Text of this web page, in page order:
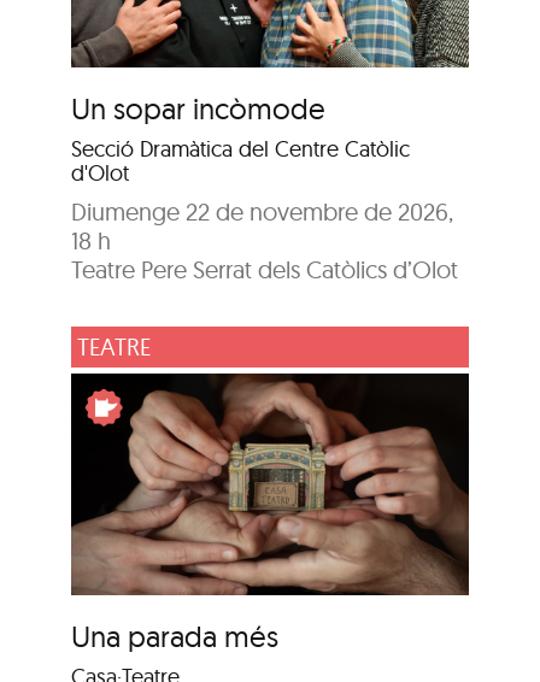
Un sopar incòmode
Secció Dramàtica del Centre Catòlic
d'Olot
Diumenge 22 de novembre de 2026,
18 h
Teatre Pere Serrat dels Catòlics d’Olot
TEATRE
Una parada més